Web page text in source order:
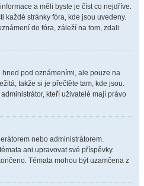
a měli byste je číst co nejdříve.
každé stránky fóra, kde jsou uvedeny.
do fóra, záleží na tom, zdali
pod oznámeními, ale pouze na
takže si je přečtěte tam, kde jsou.
kteří uživatelé mají právo
nebo administrátorem.
ani upravovat své příspěvky.
Témata mohou být uzamčena z